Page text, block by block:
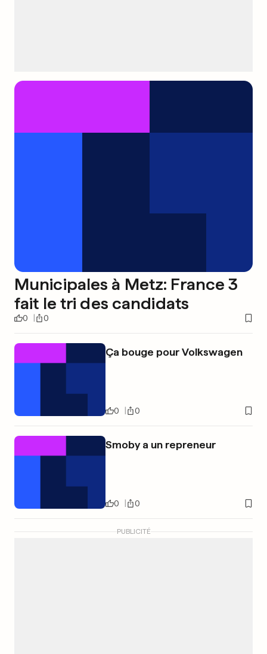
Municipales à Metz: France 3
fait le tri des candidats
0 0
Ça bouge pour Volkswagen
0 0
Smoby a un repreneur
0 0
PUBLICITÉ